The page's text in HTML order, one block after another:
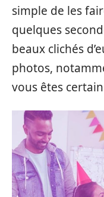
simple de les
quelques
beaux clichés
photos,
vous êtes